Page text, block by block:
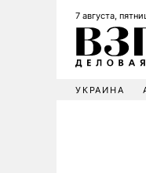
7 августа,
УКРАИНА